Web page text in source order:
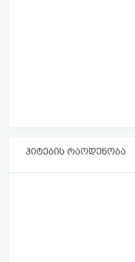
ჰიტების რაოდენობა